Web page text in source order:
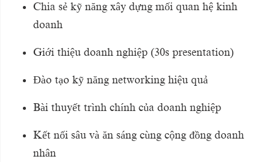
Chia sẻ kỹ năng xây dựng mối quan hệ kinh
doanh
Giới thiệu doanh nghiệp (30s presentation)
Đào tạo kỹ năng networking hiệu quả
Bài thuyết trình chính của doanh nghiệp
Kết nối sâu và ăn sáng cùng cộng đồng doanh
nhân